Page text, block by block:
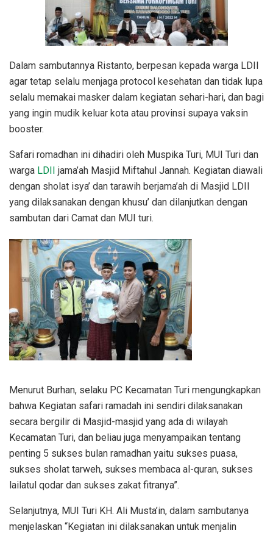
Dalam sambutannya Ristanto, berpesan kepada warga LDII
agar tetap selalu menjaga protocol kesehatan dan tidak lupa
selalu memakai masker dalam kegiatan sehari-hari, dan bagi
yang ingin mudik keluar kota atau provinsi supaya vaksin
booster.
Safari romadhan ini dihadiri oleh Muspika Turi, MUI Turi dan
warga LDII
jama’ah Masjid Miftahul Jannah. Kegiatan diawali
dengan sholat isya’ dan tarawih berjama’ah di Masjid LDII
yang dilaksanakan dengan khusu’ dan dilanjutkan dengan
sambutan dari Camat dan MUI turi.
Menurut Burhan, selaku PC Kecamatan Turi mengungkapkan
bahwa Kegiatan safari ramadah ini sendiri dilaksanakan
secara bergilir di Masjid-masjid yang ada di wilayah
Kecamatan Turi, dan beliau juga menyampaikan tentang
penting 5 sukses bulan ramadhan yaitu sukses puasa,
sukses sholat tarweh, sukses membaca al-quran, sukses
lailatul qodar dan sukses zakat fitranya”.
Selanjutnya, MUI Turi KH. Ali Musta’in, dalam sambutanya
menjelaskan “Kegiatan ini dilaksanakan untuk menjalin